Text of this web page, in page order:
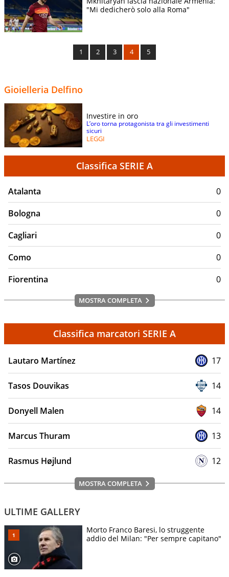
"Mi dedicherò solo alla Roma"
1 2 3 4 5
Gioielleria Delfino
Investire in oro
L’oro torna protagonista tra gli investimenti
sicuri
LEGGI
Classifica SERIE A
Atalanta
0
Bologna
0
Cagliari
0
Como
0
Fiorentina
0
MOSTRA COMPLETA
Classifica marcatori SERIE A
Lautaro Martínez 17
Tasos Douvikas 14
Donyell Malen 14
Marcus Thuram 13
Rasmus Højlund 12
MOSTRA COMPLETA
ULTIME GALLERY
Morto Franco Baresi, lo struggente
addio del Milan: "Per sempre capitano"